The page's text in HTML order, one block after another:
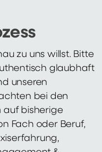
zu uns willst. Bitte
glaubhaft
unseren
bei den
auf bisherige
Fach oder Beruf,